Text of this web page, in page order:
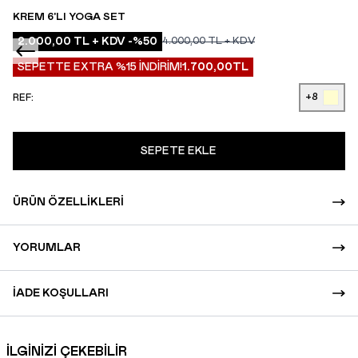
KREM 6'LI YOGA SET
2.000,00 TL + KDV -%50 4.000,00TL + KDV
SEPETTE EXTRA %15 İNDİRİM!1.700,00TL
REF: +8
SEPETE EKLE
ÜRÜN ÖZELLIKLERI
YORUMLAR
İADE KOŞULLARI
İLGİNİZİ ÇEKEBİLİR